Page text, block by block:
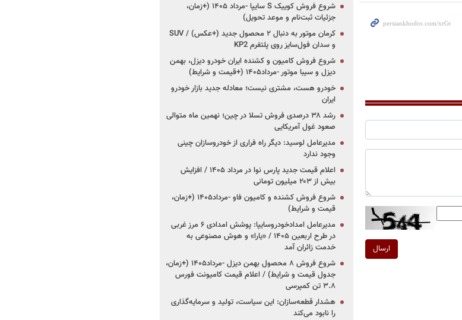
ارسال
شروع فروش کوییک S سایپا -مرداد ۱۴۰۵ (+زمان،
جزئیات ثبت‌نام و موعد تحویل)
کرمان موتور به دنبال ۲ محصول جدید (+عکس) / SUV
و سدان فول‌سایز روی پلتفرم KP2
شروع فروش کامیون و کشنده ایران خودرو دیزل، بهمن
دیزل و سیبا موتور -مرداد۱۴۰۵ (+قیمت و شرایط)
خودرو هست، مشتری نیست؛ معادله جدید بازار خودرو
ایران
رشد ۳۸ درصدی فروش تسلا در چین؛ نهمین ماه متوالی
صعود غول آمریکایی
مدیرعامل لوسید: دیگر راه فراری از خودروسازان چینی
وجود ندارد
اعلام قیمت جدید پارس نوا در مرداد ۱۴۰۵ / افزایش
بیش از ۲۰۳ میلیون تومانی
شروع فروش کشنده و کامیون فاو -مرداد۱۴۰۵ (+زمان،
قیمت و شرایط)
مدیرعامل امدادخودروسایپا: پوشش امدادی ۶ مرز غربی
در طرح اربعین ۱۴۰۵ / «یارا» و هوش مصنوعی به
خدمت زائران آمد
شروع فروش ۸ محصول بهمن دیزل -مرداد۱۴۰۵ (+زمان،
جدول قیمت و شرایط) / اعلام قیمت کامیونت فورس
۳.۸ تن کمپرسی
هشدار قطعه‌سازان: این سیاست، تولید و سرمایه‌گذاری
را نابود می‌کند